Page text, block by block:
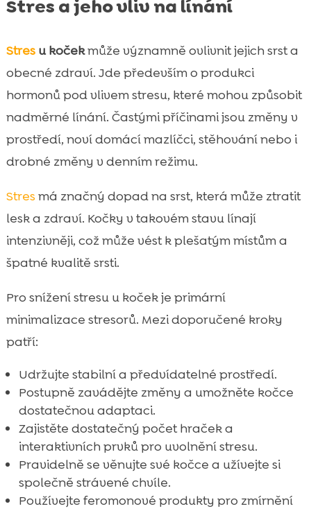
Stres a jeho vliv na línání
Stresu kočekmůže významně ovlivnit jejich srst a
obecné zdraví. Jde především o produkci
hormonů pod vlivem stresu, které mohou způsobit
nadměrné línání. Častými příčinami jsou změny v
prostředí, noví domácí mazlíčci, stěhování nebo i
drobné změny v denním režimu.
Stres má značný dopad na srst, která může ztratit
lesk a zdraví. Kočky v takovém stavu línají
intenzivněji, což může vést k plešatým místům a
špatné kvalitě srsti.
Pro snížení stresu u koček je primární
minimalizace stresorů. Mezi doporučené kroky
patří:
Udržujte stabilní a předvídatelné prostředí.
Postupně zavádějte změny a umožněte kočce
dostatečnou adaptaci.
Zajistěte dostatečný počet hraček a
interaktivních prvků pro uvolnění stresu.
Pravidelně se věnujte své kočce a užívejte si
společně strávené chvíle.
Používejte feromonové produkty pro zmírnění